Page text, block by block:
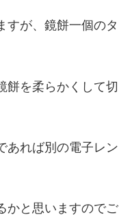
すが、鏡餅一個のタ
餅を柔らかくして切
あれば別の電子レン
かと思いますのでご